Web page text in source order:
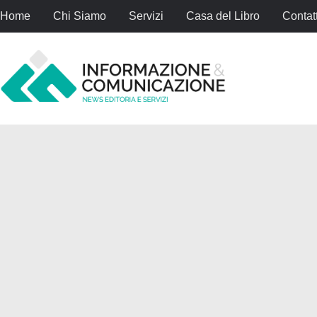
Home Chi Siamo Servizi Casa del Libro